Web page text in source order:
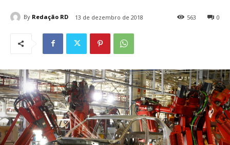
By Redação RD 13 de dezembro de 2018 0
563